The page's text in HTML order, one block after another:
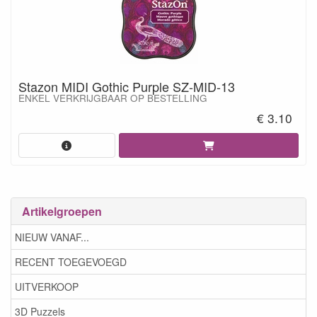
Artikelgroepen
NIEUW VANAF...
RECENT TOEGEVOEGD
UITVERKOOP
3D Puzzels
Stazon MIDI Gothic Purple SZ-MID-13
ENKEL VERKRIJGBAAR OP BESTELLING
€ 3.10